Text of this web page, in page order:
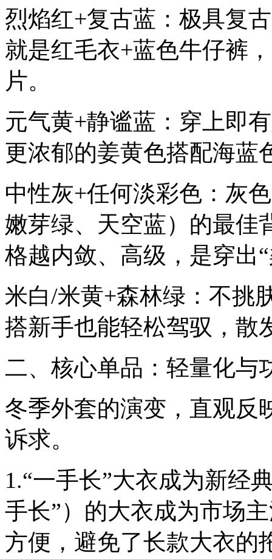
烈焰红+复古蓝：极具复
就是红毛衣+蓝色牛仔裤
片。
元气黄+静谧蓝：穿上即
更浓郁的姜黄色搭配海蓝
中性灰+任何淡彩色：灰
嫩芽绿、天空蓝）的最佳
格越内敛、高级，是穿出
米白/米黄+森林绿：不挑
搭新手也能轻松驾驭，散
二、核心单品：轻量化与
冬季外套的演变，直观反
诉求。
1.“一手长”大衣成为新经
手长”）的大衣成为市场
方便，避免了长款大衣的